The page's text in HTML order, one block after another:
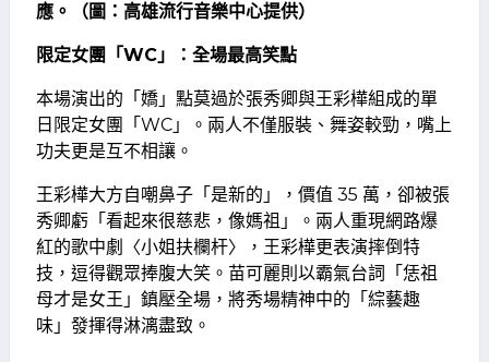
應。（圖：高雄流行音樂中心提供）
限定女團「WC 」：全場最高笑點
本場演出的「嬌」點莫過於張秀卿與王彩樺組成的單
日限定女團「WC」。兩人不僅服裝、舞姿較勁，嘴上
功夫更是互不相讓。
王彩樺大方自嘲鼻子「是新的」，價值 35 萬，卻被張
秀卿虧「看起來很慈悲，像媽祖」。兩人重現網路爆
紅的歌中劇〈小姐扶欄杆〉，王彩樺更表演摔倒特
技，逗得觀眾捧腹大笑。苗可麗則以霸氣台詞「恁祖
母才是女王」鎮壓全場，將秀場精神中的「綜藝趣
味」發揮得淋漓盡致。